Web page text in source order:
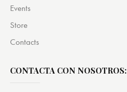
Events
Store
Contacts
CONTACTA CON NOSOTROS: